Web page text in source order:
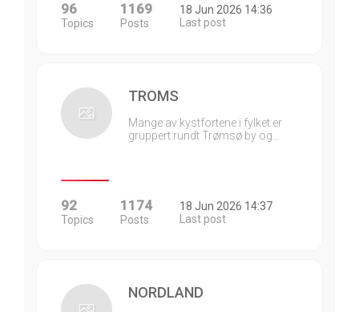
96
Topics
1169
Posts
18 Jun 2026 14:36
Last post
TROMS
Mange av kystfortene i fylket er
gruppert rundt Trømsø by og…
92
Topics
1174
Posts
18 Jun 2026 14:37
Last post
NORDLAND